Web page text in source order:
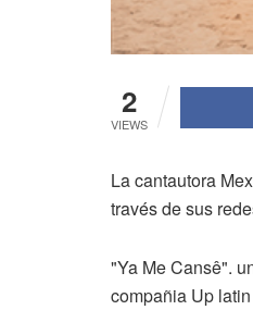
2
VIEWS
La cantautora
través de sus
"Ya Me Cansê".
compañia Up